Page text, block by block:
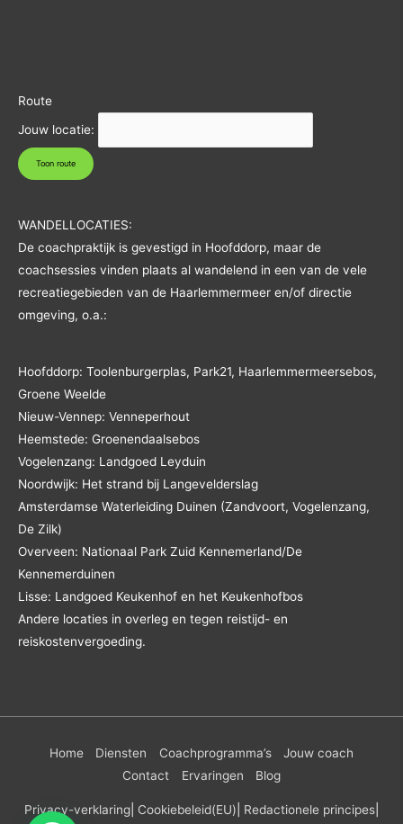
Route
Jouw locatie:
WANDELLOCATIES:
De coachpraktijk is gevestigd in Hoofddorp, maar de
coachsessies vinden plaats al wandelend in een van de vele
recreatiegebieden van de Haarlemmermeer en/of directie
omgeving, o.a.:
Hoofddorp: Toolenburgerplas, Park21, Haarlemmermeersebos,
Groene Weelde
Nieuw-Vennep: Venneperhout
Heemstede: Groenendaalsebos
Vogelenzang: Landgoed Leyduin
Noordwijk: Het strand bij Langevelderslag
Amsterdamse Waterleiding Duinen (Zandvoort, Vogelenzang,
De Zilk)
Overveen: Nationaal Park Zuid Kennemerland/De
Kennemerduinen
Lisse: Landgoed Keukenhof en het Keukenhofbos
Andere locaties in overleg en tegen reistijd- en
reiskostenvergoeding.
Home Diensten Coachprogramma’s
Jouw coach
Contact
Ervaringen Blog
Privacy-verklaring Cookiebeleid(EU) Redactionele principes